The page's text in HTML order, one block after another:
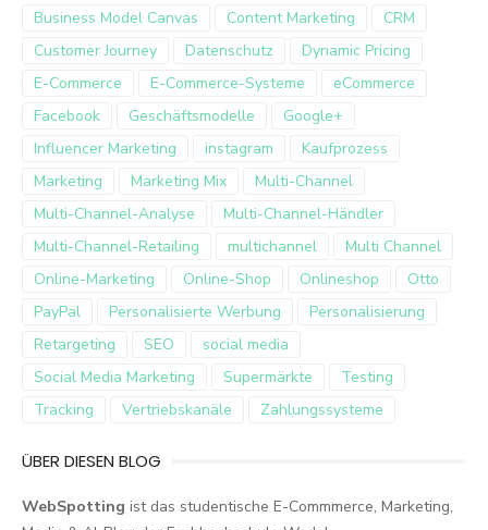
Business Model Canvas
Content Marketing
CRM
Customer Journey
Datenschutz
Dynamic Pricing
E-Commerce
E-Commerce-Systeme
eCommerce
Facebook
Geschäftsmodelle
Google+
Influencer Marketing
instagram
Kaufprozess
Marketing
Marketing Mix
Multi-Channel
Multi-Channel-Analyse
Multi-Channel-Händler
Multi-Channel-Retailing
multichannel
Multi Channel
Online-Marketing
Online-Shop Onlineshop
Otto
PayPal
Personalisierte Werbung
Personalisierung
Retargeting
SEO
social media
Social Media Marketing
Supermärkte
Testing
Tracking
Vertriebskanäle Zahlungssysteme
ÜBER DIESEN BLOG
WebSpotting ist das studentische E-Commmerce, Marketing,